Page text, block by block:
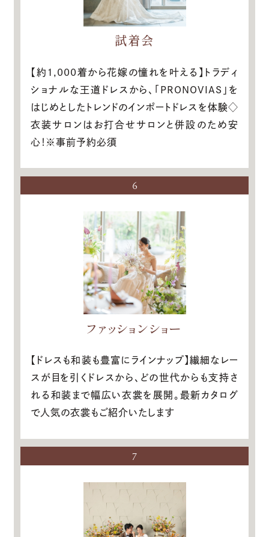
試着会
【約1,000着から花嫁の憧れを叶える】トラディ
ショナルな王道ドレスから、「PRONOVIAS」を
はじめとしたトレンドのインポートドレスを体験◇
衣装サロンはお打合せサロンと併設のため安
心！※事前予約必須
6
ファッションショー
【ドレスも和装も豊富にラインナップ】繊細なレー
スが目を引くドレスから、どの世代からも支持さ
れる和装まで幅広い衣裳を展開。最新カタログ
で人気の衣裳もご紹介いたします
7